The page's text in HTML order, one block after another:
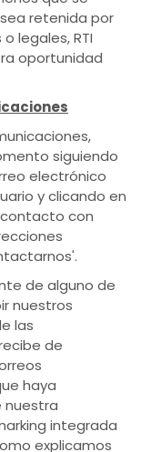
retenida por
legales, RTI
oportunidad
siguiendo
electrónico
y clicando en
contacto con
de alguno de
nuestros
las
de
haya
integrada
explicamos